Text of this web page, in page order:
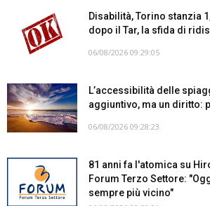
Disabilità, Torino stanzia
dopo il Tar, la sfida di
06/08/2026 09:29:05
L’accessibilità delle
aggiuntivo, ma un diritto:
06/08/2026 09:28:23
81 anni fa l'atomica su
Forum Terzo Settore:
sempre più vicino"